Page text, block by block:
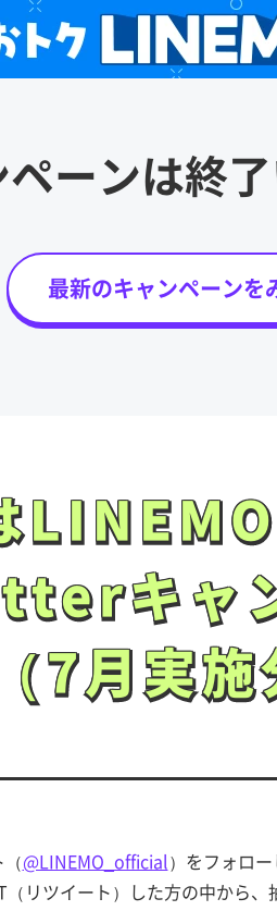
ーンは終
最新のキャンペーンを
キャ
（7月実施
キャ
（7月実施
@LINEMO_official）をフォロ
リツイート）した方の中から